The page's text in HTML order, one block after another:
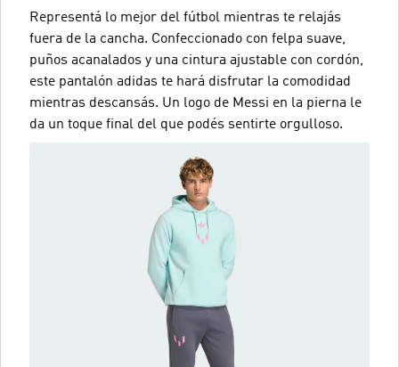
Representá lo mejor del fútbol mientras te relajás
fuera de la cancha. Confeccionado con felpa suave,
puños acanalados y una cintura ajustable con cordón,
este pantalón adidas te hará disfrutar la comodidad
mientras descansás. Un logo de Messi en la pierna le
da un toque final del que podés sentirte orgulloso.